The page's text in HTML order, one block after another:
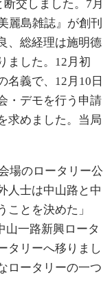
交しました。7月
麗島雑誌』が創刊
、総経理は施明德
ました。12月初
名義で、12月10日
・デモを行う申請
求めました。当局
場のロータリー公
人士は中山路と中
とを決めた」
山一路新興ロータ
タリーへ移りまし
ロータリーの一つ